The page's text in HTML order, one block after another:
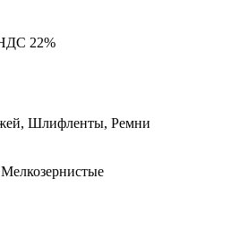
22%
Шлифленты, Ремни